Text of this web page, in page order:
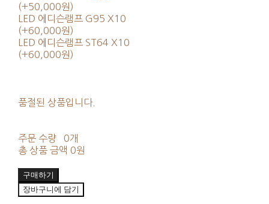
(+50,000원)
LED 에디슨램프 G95 X10
(+60,000원)
LED 에디슨램프 ST64 X10
(+60,000원)
품절된 상품입니다.
주문 수량
0개
총 상품 금액 0원
구매하기
장바구니에 담기